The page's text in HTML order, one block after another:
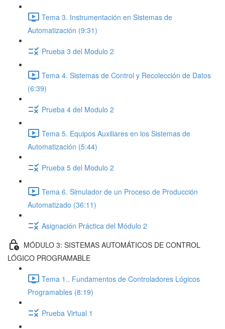
Tema 3. Instrumentación en Sistemas de
Automatización (9:31)
Prueba 3 del Modulo 2
Tema 4. Sistemas de Control y Recolección de Datos
(6:39)
Prueba 4 del Modulo 2
Tema 5. Equipos Auxiliares en los Sistemas de
Automatización (5:44)
Prueba 5 del Modulo 2
Tema 6. Simulador de un Proceso de Producción
Automatizado (36:11)
Asignación Práctica del Módulo 2
MÓDULO 3: SISTEMAS AUTOMÁTICOS DE CONTROL
LÓGICO PROGRAMABLE
Tema 1.. Fundamentos de Controladores Lógicos
Programables (8:19)
Prueba Virtual 1